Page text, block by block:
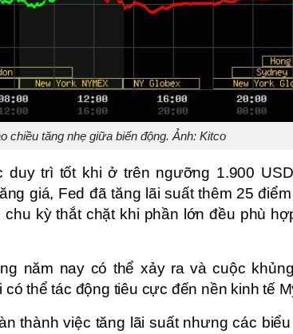
chiều tăng nhẹ giữa biến động. Ảnh: Kitco
trì tốt khi ở trên ngưỡng 1.900
giá, Fed đã tăng lãi suất thêm 25
kỳ thắt chặt khi phần lớn đều phù
năm nay có thể xảy ra và cuộc
thể tác động tiêu cực đến nền kinh tế
thành việc tăng lãi suất nhưng các